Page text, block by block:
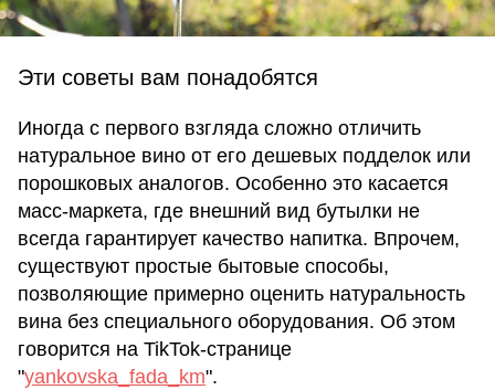
Эти советы вам понадобятся
Иногда с первого взгляда сложно отличить
натуральное вино от его дешевых подделок или
порошковых аналогов. Особенно это касается
масс-маркета, где внешний вид бутылки не
всегда гарантирует качество напитка. Впрочем,
существуют простые бытовые способы,
позволяющие примерно оценить натуральность
вина без специального оборудования. Об этом
говорится на TikTok-странице
"yankovska_fada_km".